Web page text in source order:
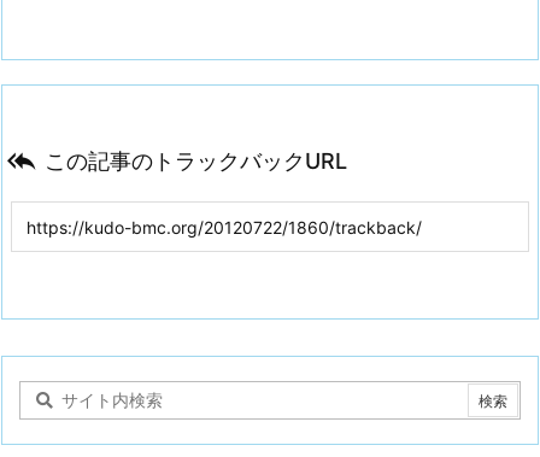
 この記事のトラックバックURL